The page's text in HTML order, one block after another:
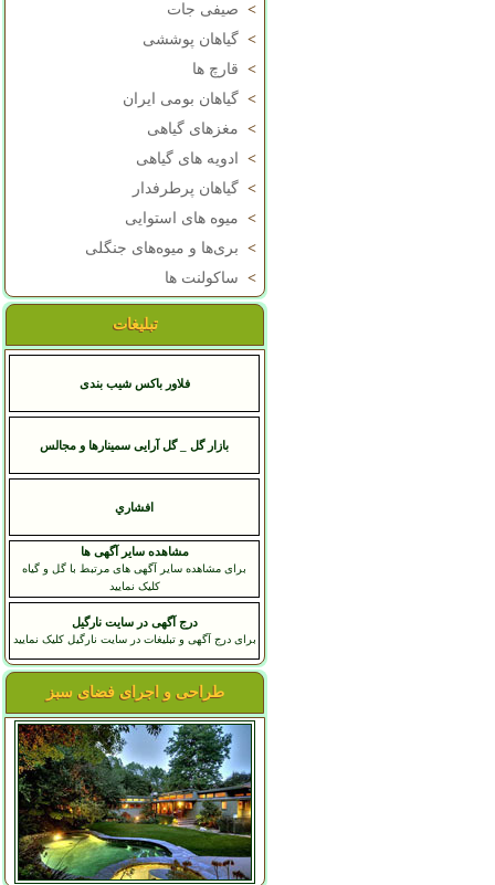
> صیفی جات
> گیاهان پوششی
> قارچ ها
> گیاهان بومی ایران
> مغزهای گیاهی
>
ادویه های گیاهی
> گیاهان پرطرفدار
> میوه های استوایی
> بری‌ها و میوه‌های جنگلی
> ساکولنت ها
تبلیغات
فلاور باکس شیب بندی
بازار گل _ گل آرایی سمینارها و مجالس
افشاري
مشاهده سایر آگهی ها
برای مشاهده سایر آگهی های مرتبط با گل و گیاه
کلیک نمایید
درج آگهی در سایت نارگیل
برای درج آگهی و تبلیغات در سایت نارگیل کلیک نمایید
طراحی و اجرای فضای سبز